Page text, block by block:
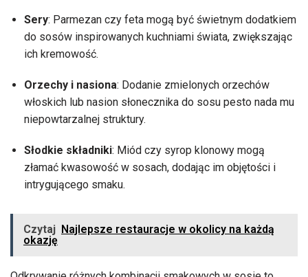
Sery: Parmezan czy feta mogą być świetnym dodatkiem
do sosów inspirowanych kuchniami świata, zwiększając
ich kremowość.
Orzechy i nasiona: Dodanie zmielonych orzechów
włoskich lub nasion słonecznika do sosu pesto nada mu
niepowtarzalnej struktury.
Słodkie składniki: Miód czy syrop klonowy mogą
złamać kwasowość w sosach, dodając im objętości i
intrygującego smaku.
Czytaj Najlepsze restauracje w okolicy na każdą
okazję